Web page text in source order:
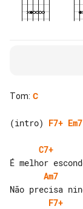
Tom: C
(intro) F7+ Em7
C7+
Am7
F7+